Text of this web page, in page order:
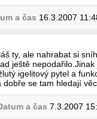
a čas 16.3.2007
ty, ale nahrabat si
ještě
igelitový pytel a
dobře se tam hledají
a čas 7.3.2007